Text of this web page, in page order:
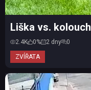
ZVÍŘATA
Liška vs. kolouch
2.4K 0% 2 dny 0